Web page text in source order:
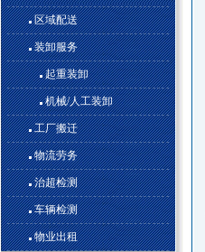
区域配送
装卸服务
起重装卸
机械/人工装卸
工厂搬迁
物流劳务
治超检测
车辆检测
物业出租